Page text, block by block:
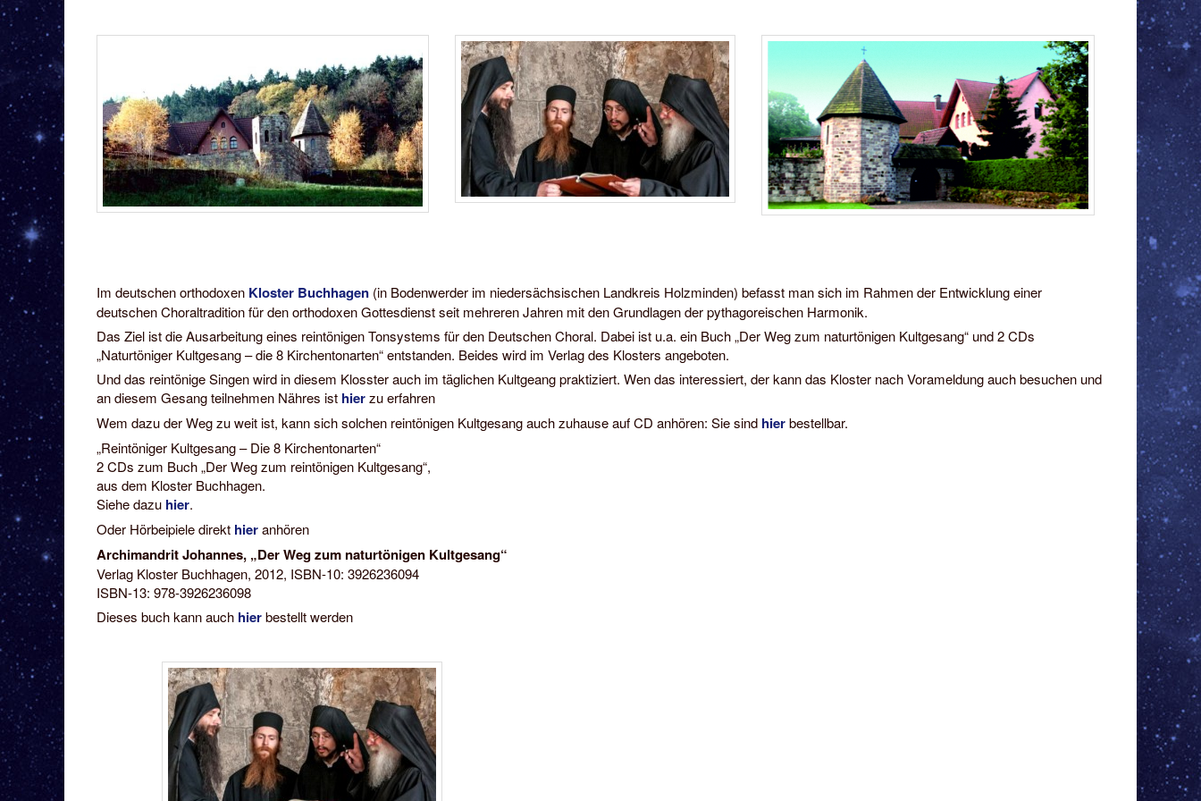
Im deutschen orthodoxen Kloster Buchhagen (in Bodenwerder im niedersächsischen Landkreis Holzminden) befasst man sich im Rahmen der Entwicklung einer
deutschen Choraltradition für den orthodoxen Gottesdienst seit mehreren Jahren mit den Grundlagen der pythagoreischen Harmonik.
Das Ziel ist die Ausarbeitung eines reintönigen Tonsystems für den Deutschen Choral. Dabei ist u.a. ein Buch „Der Weg zum naturtönigen Kultgesang“ und 2 CDs
„Naturtöniger Kultgesang – die 8 Kirchentonarten“ entstanden. Beides wird im Verlag des Klosters angeboten.
Und das reintönige Singen wird in diesem Klosster auch im täglichen Kultgeang praktiziert. Wen das interessiert, der kann das Kloster nach Vorameldung auch besuchen und
an diesem Gesang teilnehmen Nähres ist hierzu erfahren
Wem dazu der Weg zu weit ist, kann sich solchen reintönigen Kultgesang auch zuhause auf CD anhören: Sie sind hierbestellbar.
„Reintöniger Kultgesang – Die 8 Kirchentonarten“
2 CDs zum Buch „Der Weg zum reintönigen Kultgesang“,
aus dem Kloster Buchhagen.
Siehe dazu hier.
Oder Hörbeipiele direkt hieranhören
Archimandrit Johannes, „Der Weg zum naturtönigen Kultgesang“
Verlag Kloster Buchhagen, 2012, ISBN-10: 3926236094
ISBN-13: 978-3926236098
Dieses buch kann auch hierbestellt werden